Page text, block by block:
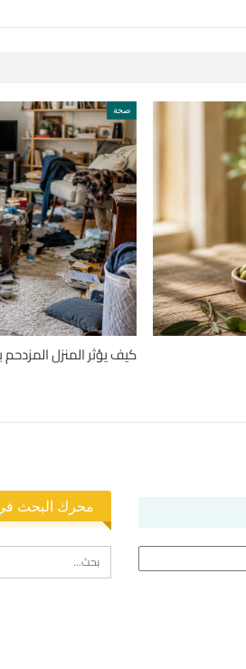
صحة
كيف يؤثر المنزل
محرك البحث